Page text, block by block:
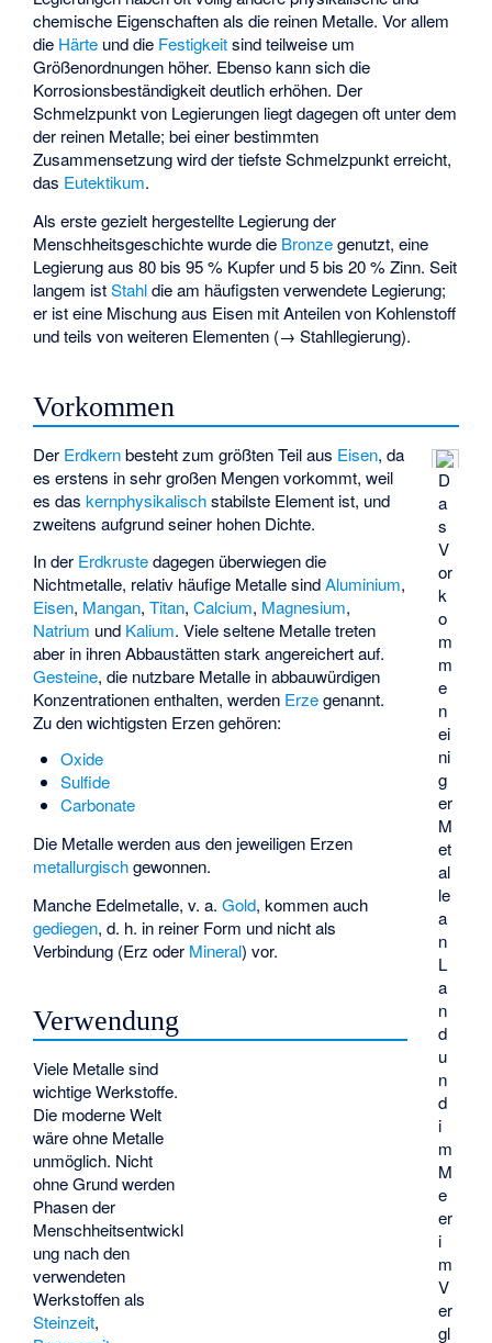
chemische Eigenschaften als die reinen Metalle. Vor allem
die Härte und die Festigkeitsind teilweise um
Größenordnungen höher. Ebenso kann sich die
Korrosionsbeständigkeitdeutlich erhöhen. Der
Schmelzpunkt von Legierungen liegt dagegen oft unter dem
der reinen Metalle; bei einer bestimmten
Zusammensetzung wird der tiefste Schmelzpunkt erreicht,
das Eutektikum.
Als erste gezielt hergestellte Legierung der
Menschheitsgeschichte wurde die Bronzegenutzt, eine
Legierung aus 80 bis 95 % Kupfer und 5 bis 20 % Zinn. Seit
langem istStahldie am häufigsten verwendete Legierung;
er ist eine Mischung aus Eisen mit Anteilen von Kohlenstoff
und teils von weiteren Elementen (→Stahllegierung).
Vorkommen
D
a
s
V
or
k
o
m
m
e
n
ei
ni
g
er
M
et
al
le
a
n
L
a
n
d
u
n
d
i
m
M
e
er
i
m
V
er
gl
Der Erdkernbesteht zum größten Teil aus Eisen, da
es erstens in sehr großen Mengen vorkommt, weil
es daskernphysikalischstabilste Element ist, und
zweitens aufgrund seiner hohen Dichte.
In der Erdkrustedagegen überwiegen die
Nichtmetalle, relativ häufige Metalle sindAluminium,
Eisen, Mangan,Titan,Calcium, Magnesium,
Natrium und Kalium. Viele seltene Metalle treten
aber in ihren Abbaustätten stark angereichert auf.
Gesteine, die nutzbare Metalle in abbauwürdigen
Konzentrationen enthalten, werden Erzegenannt.
Zu den wichtigsten Erzen gehören:
Oxide
Sulfide
Carbonate
Die Metalle werden aus den jeweiligen Erzen
metallurgischgewonnen.
Manche Edelmetalle, v. a.Gold, kommen auch
gediegen, d. h. in reiner Form und nicht als
Verbindung (Erz oder Mineral) vor.
Verwendung
Viele Metalle sind
wichtige Werkstoffe.
Die moderne Welt
wäre ohne Metalle
unmöglich. Nicht
ohne Grund werden
Phasen der
Menschheitsentwickl
ung nach den
verwendeten
Werkstoffen als
Steinzeit,